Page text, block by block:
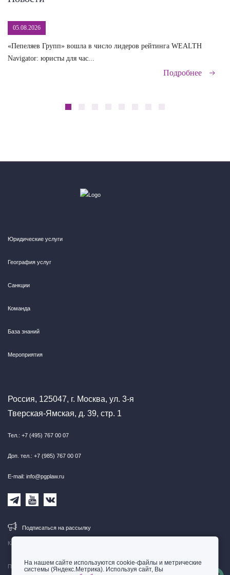
05.08.2026
«Пепеляев Групп» вошла в число лидеров рейтинга WEALTH
Navigator: юристы для час...
Подробнее
Карта сайта
Правовая информация
Юридические услуги
География услуг
Санкции
Команда
База знаний
Мероприятия
Россия, 125047, г. Москва, ул. 3-я
Тверская-Ямская, д. 39, стр. 1
Тел.: +7 (495) 767 00 07
Доп. тел.: +7 (985) 767 00 07
E-mail: info@pgplaw.ru
Подписаться на рассылку
На нашем сайте используются cookie-файлы и метрические
системы (Яндекс.Метрика). Используя сайт, Вы